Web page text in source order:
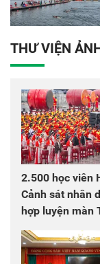
THƯ VIỆN
2.500 học viên
Cảnh sát nhân
hợp luyện màn
chào mừng Đại